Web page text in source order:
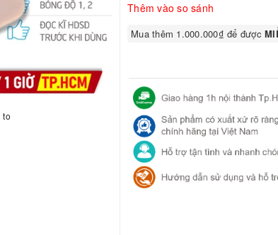
to
Thêm vào so sánh
Mua thêm 1.000.000₫ để được